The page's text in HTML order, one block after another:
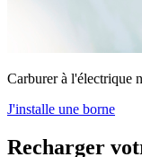
Carburer à l'électrique
J'installe une borne
​Recharger